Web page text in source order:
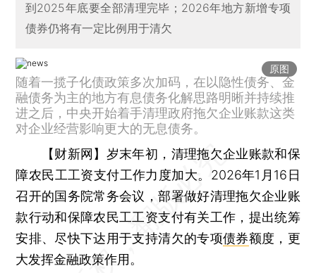
到2025年底要全部清理完毕；2026年地方新增专项
债券仍将有一定比例用于清欠
原图
随着一揽子化债政策多次加码，在以隐性债务、金
融债务为主的地方有息债务化解思路明晰并持续推
进之后，中央开始着手清理政府拖欠企业账款这类
对企业经营影响更大的无息债务。
【财新网】 岁末年初，清理拖欠企业账款和保
障农民工工资支付工作力度加大。2026年1月16日
召开的国务院常务会议，部署做好清理拖欠企业账
款行动和保障农民工工资支付有关工作，提出统筹
安排、尽快下达用于支持清欠的专项债券额度，更
大发挥金融政策作用。